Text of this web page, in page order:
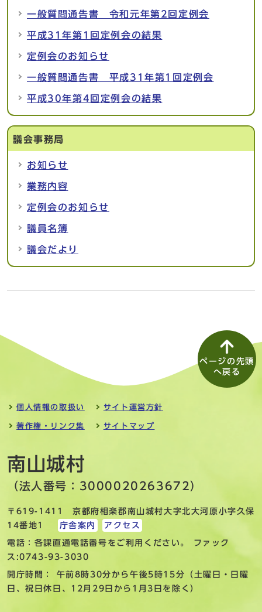
一般質問通告書 令和元年第2回定例会
平成31年第1回定例会の結果
定例会のお知らせ
一般質問通告書 平成31年第1回定例会
平成30年第4回定例会の結果
議会事務局
お知らせ
業務内容
定例会のお知らせ
議員名簿
議会だより
ページの先頭
へ戻る
個人情報の取扱い サイト運営方針
著作権・リンク集 サイトマップ
南山城村
（法人番号：3000020263672）
〒619-1411 京都府相楽郡南山城村大字北大河原小字久保
14番地1
庁舎案内 アクセス
電話：各課直通電話番号をご利用ください。 ファック
ス:0743-93-3030
開庁時間： 午前8時30分から午後5時15分（土曜日・日曜
日、祝日休日、12月29日から1月3日を除く）